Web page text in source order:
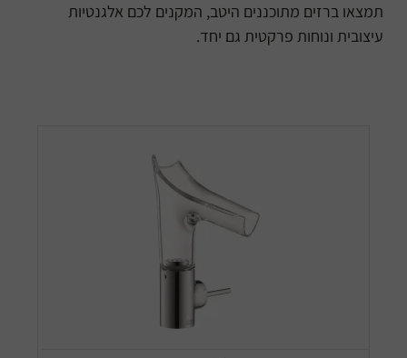
תמצאו ברזים מתוכננים היטב, המקנים לכם אלגנטיות
עיצובית ונוחות פרקטית גם יחד.